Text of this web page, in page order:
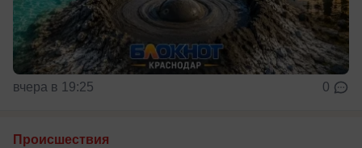
вчера в 19:25 0
Происшествия